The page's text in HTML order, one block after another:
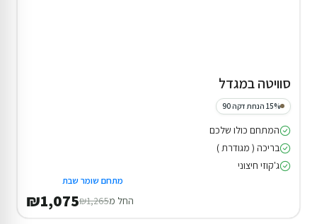
סוויטה במגדל
15% הנחת דקה 90
המתחם כולו שלכם
בריכה ( מגודרת )
ג'קוזי חיצוני
מתחם שומר שבת
החל מ₪1,265
₪1,075